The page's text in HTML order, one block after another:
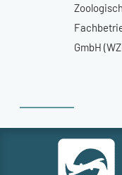
GmbH